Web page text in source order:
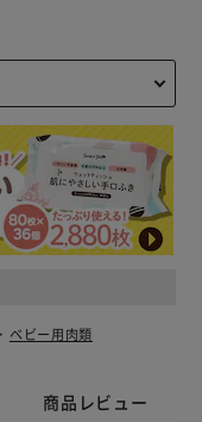
ベビー用肉類
商品レビュー